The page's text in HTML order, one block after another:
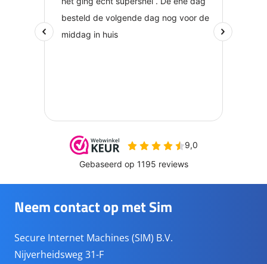
Neem contact op met Sim
Secure Internet Machines (SIM) B.V.
Nijverheidsweg 31-F